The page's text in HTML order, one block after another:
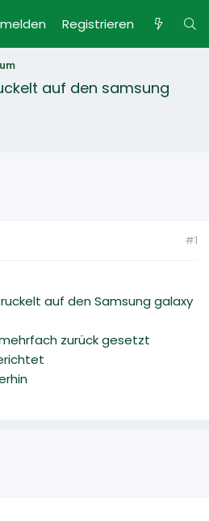
Registrieren
auf den samsung
#1
auf den Samsung galaxy
zurück gesetzt